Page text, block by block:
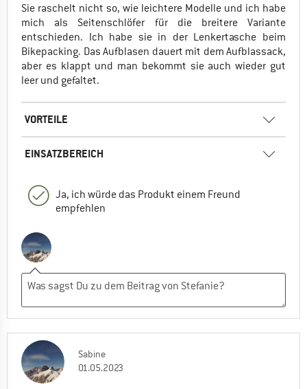
Sie raschelt nicht so, wie leichtere Modelle und ich habe
mich als Seitenschlöfer für die breitere Variante
entschieden. Ich habe sie in der Lenkertasche beim
Bikepacking. Das Aufblasen dauert mit dem Aufblassack,
aber es klappt und man bekommt sie auch wieder gut
leer und gefaltet.
VORTEILE
EINSATZBEREICH
Ja, ich würde das Produkt einem Freund
empfehlen
Sabine
01.05.2023